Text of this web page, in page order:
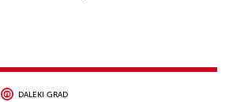
DALEKI GRAD